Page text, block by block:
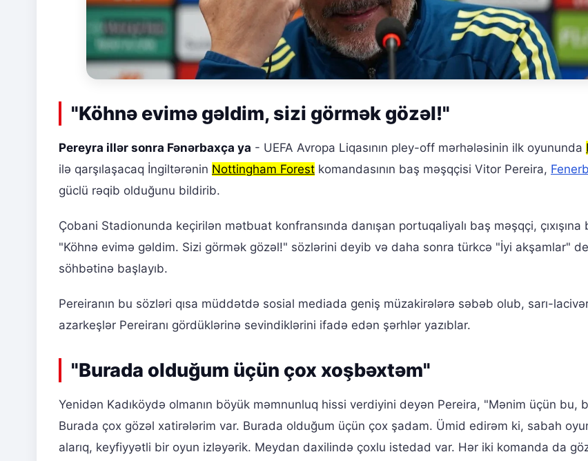
"Köhnə evimə gəldim, sizi görmək gözəl!"
Pereyra illər sonra Fənərbaxça ya - UEFA Avropa Liqasının pley-off mərhələsinin ilk oyununda
ilə qarşılaşacaq İngiltərənin Nottingham Forest komandasının baş məşqçisi Vitor Pereira,
güclü rəqib olduğunu bildirib.
Çobani Stadionunda keçirilən mətbuat konfransında danışan portuqaliyalı baş məşqçi, çıxışına
"Köhnə evimə gəldim. Sizi görmək gözəl!" sözlərini deyib və daha sonra türkcə "İyi akşamlar"
söhbətinə başlayıb.
Pereiranın bu sözləri qısa müddətdə sosial mediada geniş müzakirələrə səbəb olub, sarı-
azarkeşlər Pereiranı gördüklərinə sevindiklərini ifadə edən şərhlər yazıblar.
"Burada olduğum üçün çox xoşbəxtəm"
Yenidən Kadıköydə olmanın böyük məmnunluq hissi verdiyini deyən Pereira, "Mənim üçün bu,
Burada çox gözəl xatirələrim var. Burada olduğum üçün çox şadam. Ümid edirəm ki, sabah
alarıq, keyfiyyətli bir oyun izləyərik. Meydan daxilində çoxlu istedad var. Hər iki komanda da